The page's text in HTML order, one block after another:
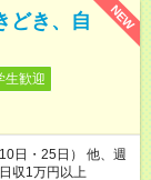
NEW
どき、自
生歓迎
日・25日） 他、週
収1万円以上